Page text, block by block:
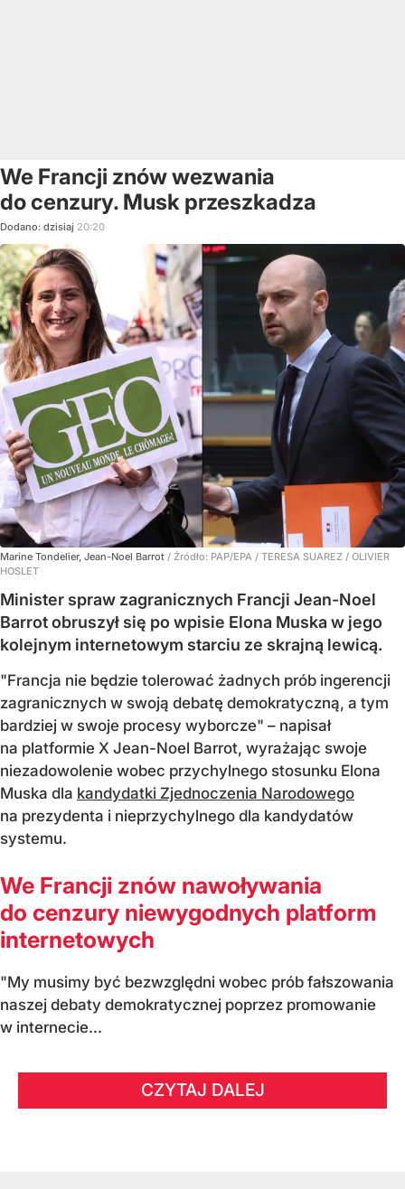
We Francji znów wezwania
do cenzury. Musk przeszkadza
Dodano: dzisiaj 20:20
Marine Tondelier, Jean-Noel Barrot / Źródło: PAP/EPA / TERESA SUAREZ / OLIVIER
HOSLET
Minister spraw zagranicznych Francji Jean-Noel
Barrot obruszył się po wpisie Elona Muska w jego
kolejnym internetowym starciu ze skrajną lewicą.
"Francja nie będzie tolerować żadnych prób ingerencji
zagranicznych w swoją debatę demokratyczną, a tym
bardziej w swoje procesy wyborcze" – napisał
na platformie X Jean-Noel Barrot, wyrażając swoje
niezadowolenie wobec przychylnego stosunku Elona
Muska dla kandydatki Zjednoczenia Narodowego
na prezydenta i nieprzychylnego dla kandydatów
systemu.
We Francji znów nawoływania
do cenzury niewygodnych platform
internetowych
"My musimy być bezwzględni wobec prób fałszowania
naszej debaty demokratycznej poprzez promowanie
w internecie...
CZYTAJ DALEJ